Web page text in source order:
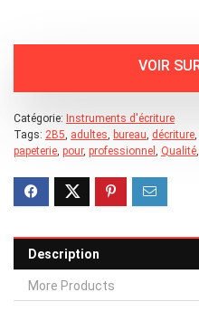
Catégorie: Instruments d'écriture
Tags: 2B5 adultes bureau décriture
papeterie pour, professionnel Qualité
Description
More Products